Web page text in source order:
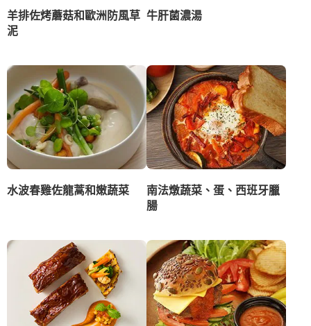
羊排佐烤蘑菇和歐洲防風草
泥
牛肝菌濃湯
水波春雞佐龍蒿和嫩蔬菜
南法燉蔬菜、蛋、西班牙臘
腸